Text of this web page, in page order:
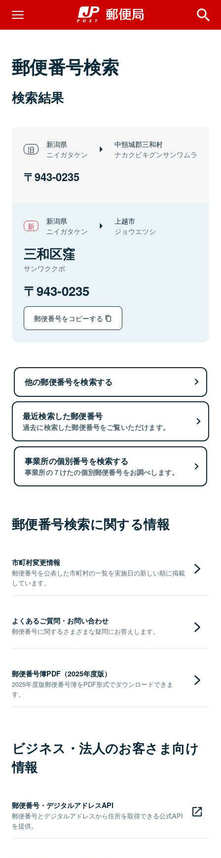
郵便番号検索
検索結果
新潟県
ニイガタケン
中頸城郡三和村
ナカクビキグンサンワムラ
943-0235
新潟県
ニイガタケン
上越市
ジョウエツシ
三和区窪
サンワククボ
943-0235
郵便番号をコピーする
他の郵便番号を検索する
最近検索した郵便番号
過去に検索した郵便番号をご覧いただけます。
事業所の個別番号を検索する
事業所の７けたの個別郵便番号をお調べします。
郵便番号検索に関する情報
市町村変更情報
郵便番号を公表した市町村の一覧を実施日の新しい順に掲載
しています。
よくあるご質問・お問い合わせ
郵便番号に関するさまざまな疑問にお答えします。
郵便番号簿PDF（2025年度版）
2025年度版郵便番号簿をPDF形式でダウンロードできま
す。
ビジネス・法人のお客さま向け
情報
郵便番号・デジタルアドレスAPI
郵便番号とデジタルアドレスから住所を取得できる公式API
を提供。